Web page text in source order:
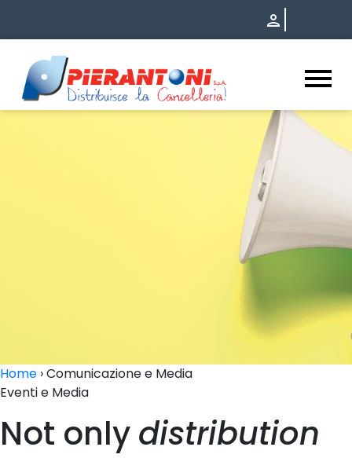
Eventi - Pierantoni S.p.A.
Home ›Comunicazione e Media
Eventi e Media
Not onlydistribution